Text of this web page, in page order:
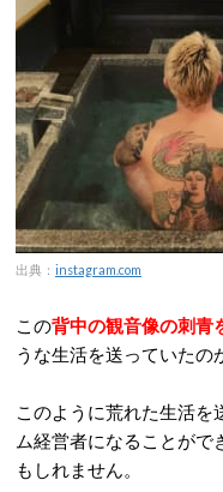
出典： instagram.com
この背中の観音像の刺青
うな生活を送っていたの
このように荒れた生活を
ム経営者になることが
もしれません。